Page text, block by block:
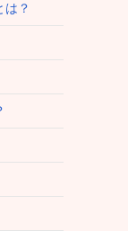
は？